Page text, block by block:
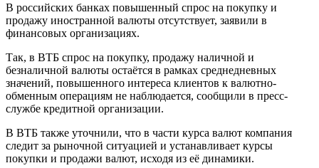
В российских банках повышенный спрос на покупку и
продажу иностранной валюты отсутствует, заявили в
финансовых организациях.
Так, в ВТБ спрос на покупку, продажу наличной и
безналичной валюты остаётся в рамках среднедневных
значений, повышенного интереса клиентов к валютно-
обменным операциям не наблюдается, сообщили в пресс-
службе кредитной организации.
В ВТБ также уточнили, что в части курса валют компания
следит за рыночной ситуацией и устанавливает курсы
покупки и продажи валют, исходя из её динамики.